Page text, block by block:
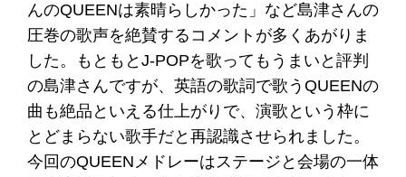
んのQUEENは素晴らしかった」など島津さんの
圧巻の歌声を絶賛するコメントが多くあがりま
した。もともとJ-POPを歌ってもうまいと評判
の島津さんですが、英語の歌詞で歌うQUEENの
曲も絶品といえる仕上がりで、演歌という枠に
とどまらない歌手だと再認識させられました。
今回のQUEENメドレーはステージと会場の一体